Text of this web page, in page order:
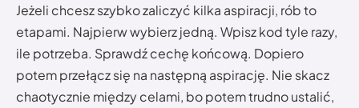
Jeżeli chcesz szybko zaliczyć kilka aspiracji, rób to
etapami. Najpierw wybierz jedną. Wpisz kod tyle razy,
ile potrzeba. Sprawdź cechę końcową. Dopiero
potem przełącz się na następną aspirację. Nie skacz
chaotycznie między celami, bo potem trudno ustalić,